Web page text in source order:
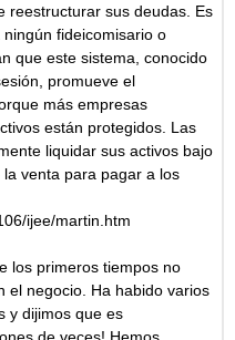
reestructurar sus deudas. Es
fideicomisario o
que este sistema, conocido
promueve el
más empresas
están protegidos. Las
liquidar sus activos bajo
venta para pagar a los
ijee/martin.htm
los primeros tiempos no
el negocio. Ha habido varios
y dijimos que es